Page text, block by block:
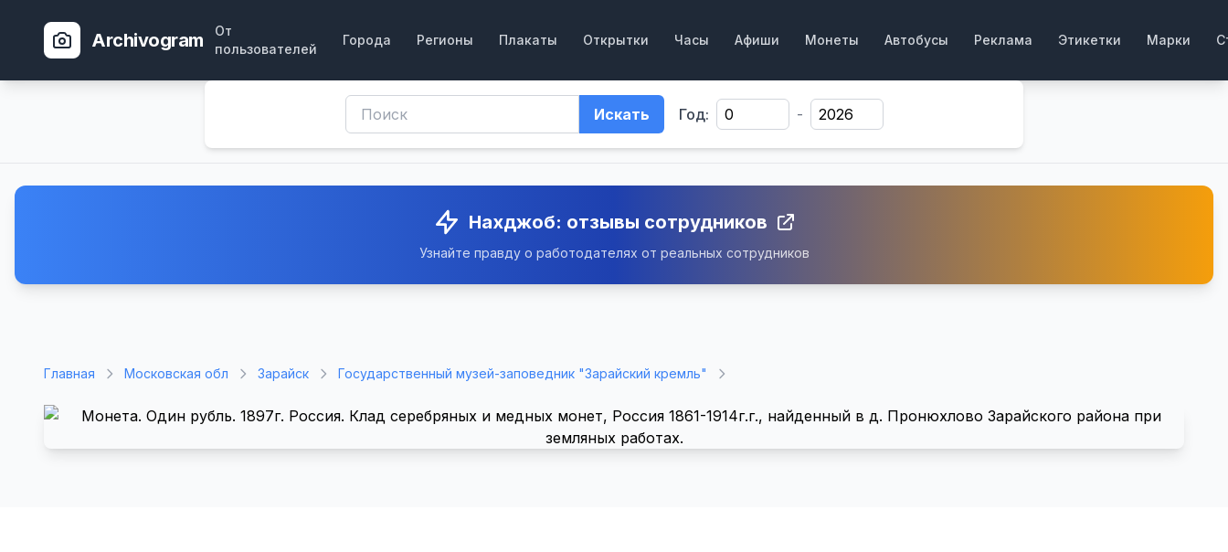
Archivogram
От
пользователей
Города Регионы Плакаты Открытки Часы Афиши Монеты Автобусы Реклама Этикетки Марки
Искать Год: -
Нахджоб: отзывы сотрудников
Узнайте правду о работодателях от реальных сотрудников
Главная Московская обл Зарайск Государственный музей-заповедник "Зарайский кремль"